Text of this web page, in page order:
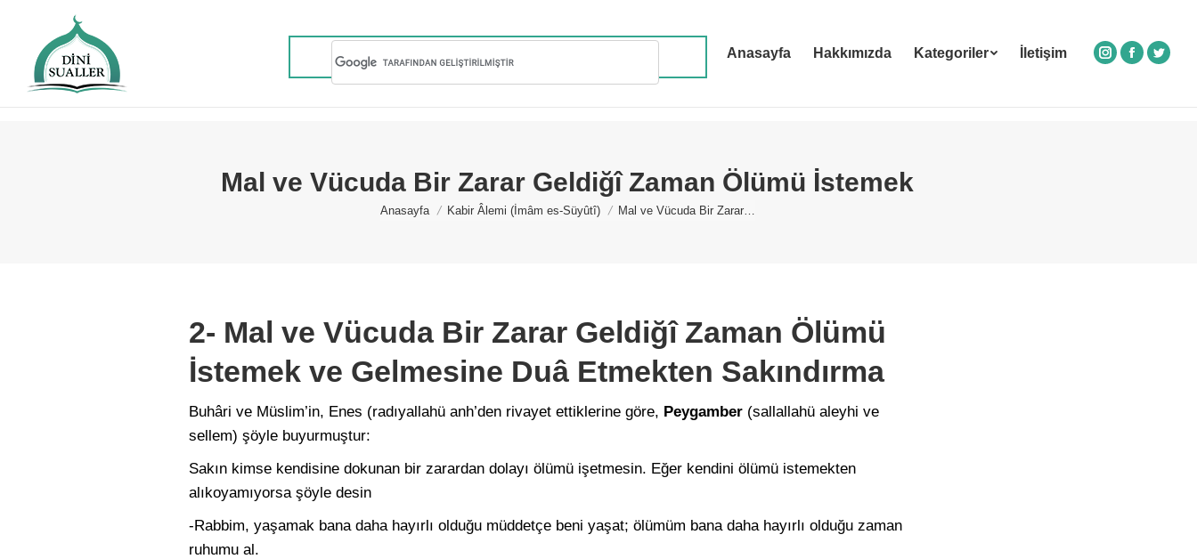
Anasayfa Hakkımızda Kategoriler İletişim
Instagram
Facebook
Mal ve Vücuda Bir Zarar Geldiğî Zaman Ölümü İstemek
You are here:
Anasayfa Kabir Âlemi (İmâm es-Süyûtî) Mal ve Vücuda Bir Zarar…
2- Mal ve Vücuda Bir Zarar Geldiğî Zaman Ölümü
İstemek ve Gelmesine Duâ Etmekten Sakındırma
Buhâri ve Müslim’in, Enes (radıyallahü anh’den rivayet ettik­lerine göre, Peygamber (sallallahü aleyhi ve
sellem) şöyle buyur­muştur:
Sakın kimse kendisine dokunan bir zarardan dolayı ölümü iş­etmesin. Eğer kendini ölümü istemekten
alıkoyamıyorsa şöyle desin
-Rabbim, yaşamak bana daha hayırlı olduğu müddetçe beni ya­şat; ölümüm bana daha hayırlı olduğu zaman
ruhumu al.